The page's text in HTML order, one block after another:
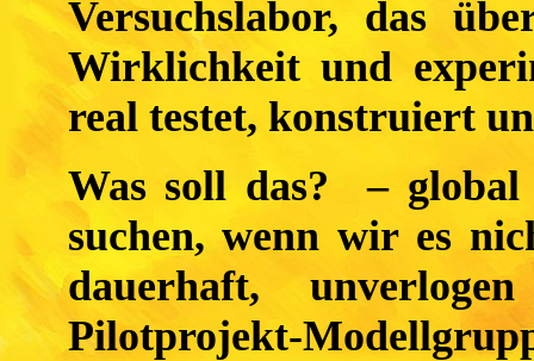
Versuchslabor, das
Wirklichkeit und
real testet, konstruiert
Was soll das? –
suchen, wenn wir es
dauerhaft,
Pilotprojekt-